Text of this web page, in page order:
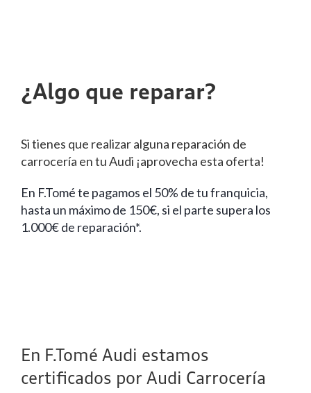
¿Algo que reparar?
Si tienes que realizar alguna reparación de
carrocería en tu Audi ¡aprovecha esta oferta!
En F.Tomé te pagamos el 50% de tu franquicia,
hasta un máximo de 150€, si el parte supera los
1.000€ de reparación*.
En F.Tomé Audi estamos
certificados por Audi Carrocería